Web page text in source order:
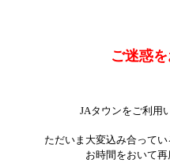
ご迷惑
JAタウンをご利用
ただいま大変込み合って
お時間をおいて